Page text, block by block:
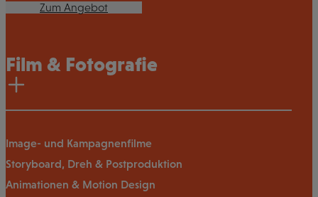
Zum Angebot
Film & Fotografie
Image- und Kampagnenfilme
Storyboard, Dreh & Postproduktion
Animationen & Motion Design